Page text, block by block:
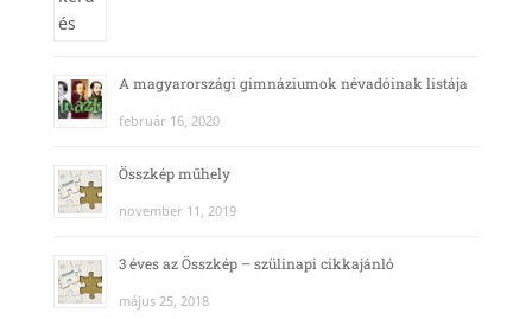
A magyarországi gimnáziumok névadóinak listája
február 16, 2020
Összkép műhely
november 11, 2019
3 éves az Összkép – szülinapi cikkajánló
május 25, 2018